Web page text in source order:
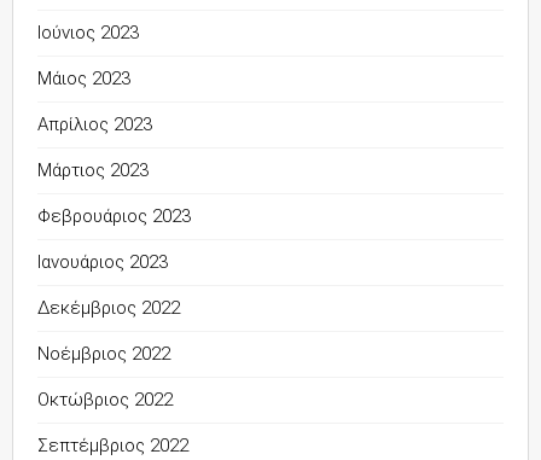
Ιούνιος 2023
Μάιος 2023
Απρίλιος 2023
Μάρτιος 2023
Φεβρουάριος 2023
Ιανουάριος 2023
Δεκέμβριος 2022
Νοέμβριος 2022
Οκτώβριος 2022
Σεπτέμβριος 2022